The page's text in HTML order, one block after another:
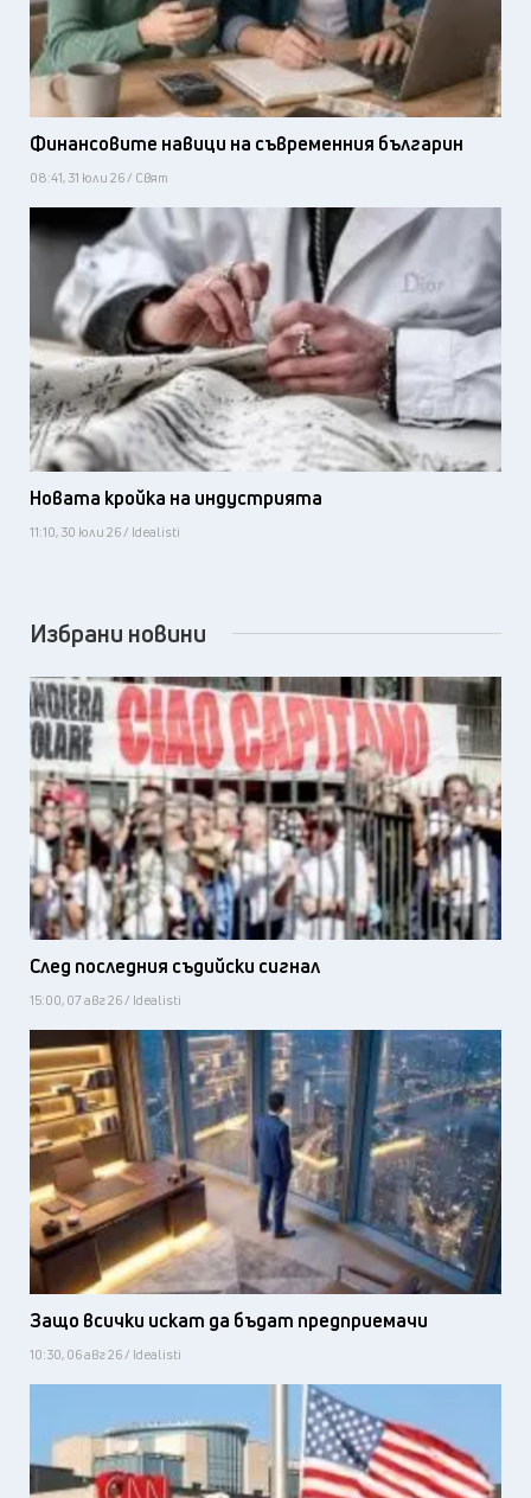
Финансовите навици на съвременния българин
08:41, 31 юли 26 / Свят
Новата кройка на индустрията
11:10, 30 юли 26 / Idealisti
Избрани новини
След последния съдийски сигнал
15:00, 07 авг 26 / Idealisti
Защо всички искат да бъдат предприемачи
10:30, 06 авг 26 / Idealisti